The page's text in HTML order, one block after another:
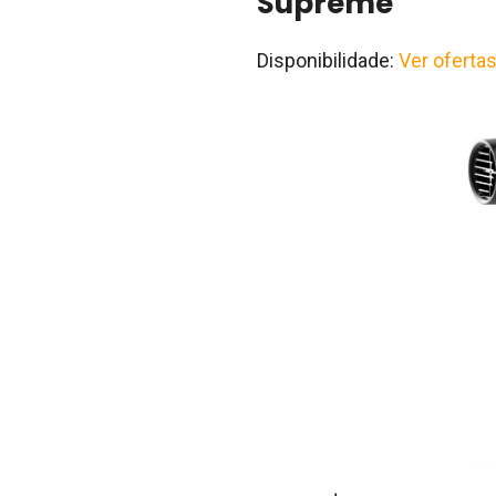
Disponibilidade: Ver ofertas